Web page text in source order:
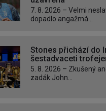
7. 8. 2026 – Velmi
dopadlo angažmá...
Stones přichází do
šestadvaceti
5. 8. 2026 – Zkušený
zadák John...